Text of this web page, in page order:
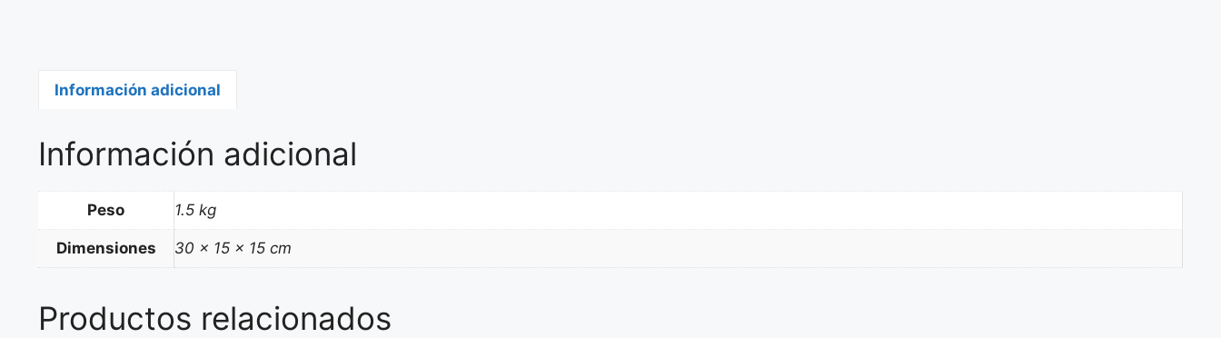
Información adicional
Información adicional
Peso 1.5 kg
Dimensiones 30 × 15 × 15 cm
Productos relacionados